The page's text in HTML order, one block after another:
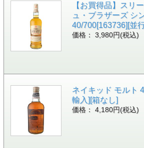
【お買得品】スリ
ュ・ブラザーズ シ
40/700[163736][並
価格： 3,980円(税込)
ネイキッド モルト
輸入][箱なし]
価格： 4,180円(税込)